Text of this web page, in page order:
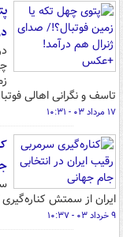
تاسف و نگرانی اهالی
۱۷ مرداد ۰۳ - ۱۰:۳۱
ایران از سمتش
۹ خرداد ۰۳ - ۱۰:۳۷